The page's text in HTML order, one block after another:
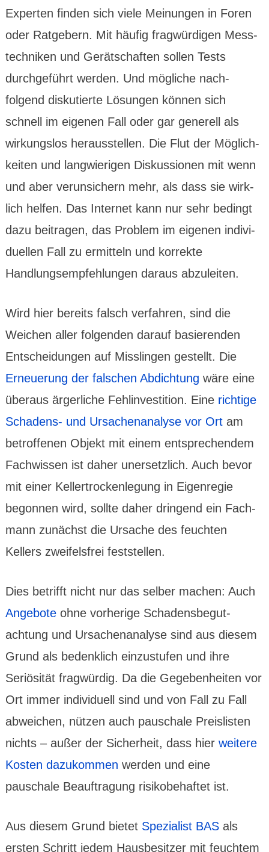
Experten finden sich viele Meinungen in Foren
oder Ratge­bern. Mit häufig frag­würdigen Mess­
techniken und Gerät­schaften sollen Tests
durchge­führt werden. Und mögliche nach­
folgend disku­tierte Lösungen können sich
schnell im eigenen Fall oder gar generell als
wirkungs­los heraus­stellen. Die Flut der Möglich­
keiten und lang­wierigen Diskus­sionen mit wenn
und aber verun­sichern mehr, als dass sie wirk­
lich helfen. Das Internet kann nur sehr bedingt
dazu bei­tragen, das Problem im eigenen indivi­
duellen Fall zu ermit­teln und korrekte
Handlungs­empfeh­lungen daraus abzuleiten.
Wird hier bereits falsch verfahren, sind die
Weichen aller folgenden darauf basie­renden
Entschei­dungen auf Miss­lingen gestellt. Die
Erneue­rung der falschen Abdich­tung wäre eine
überaus ärger­liche Fehl­investi­tion. Eine richtige
Schadens- und Ursachen­analyse vor Ortam
betrof­fenen Objekt mit einem ent­sprechen­dem
Fach­wissen ist daher unersetzlich. Auch bevor
mit einer Keller­trocken­legung in Eigen­regie
begon­nen wird, sollte daher dringend ein Fach­
mann zunächst die Ursache des feuchten
Kellers zweifels­frei fest­stellen.
Dies betrifft nicht nur das selber machen: Auch
Angeboteohne vorherige Schadens­begut­
achtung und Ursachen­analyse sind aus diesem
Grund als bedenk­lich einzu­stufen und ihre
Seriö­sität frag­würdig. Da die Gegeben­heiten vor
Ort immer indivi­duell sind und von Fall zu Fall
abweichen, nützen auch pauschale Preis­listen
nichts – außer der Sicher­heit, dass hier weitere
Kosten dazu­kommen werden und eine
pauschale Beauf­tragung risiko­behaftet ist.
Aus diesem Grund bietet Spezialist BASals
ersten Schritt jedem Hausbe­sitzer mit feuchtem